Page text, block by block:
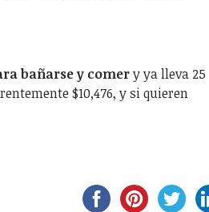
bañarse y comery ya lleva 25
$10,476, y si quieren